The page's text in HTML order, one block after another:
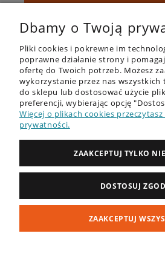
OFERTA
DESKI SUP - RECENZJE
MOJE KONTO
INFORMACJE
Dbamy o Twoją
Pliki cookies i pokrewne im
poprawne działanie strony i
ofertę do Twoich potrzeb. Możesz
wykorzystanie przez nas wszystkich
do sklepu lub dostosować użycie
preferencji, wybierając opcję
Więcej o plikach cookies
prywatności.
ZAAKCEPTUJ TYLKO
DOSTOSUJ
ZAAKCEPTUJ